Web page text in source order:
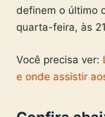
definem o último
quarta-feira, às
Você precisa ver:
e onde assistir